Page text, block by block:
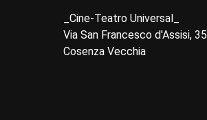
_Cine-Teatro Universal_
Via San Francesco d'Assisi, 35
Cosenza Vecchia